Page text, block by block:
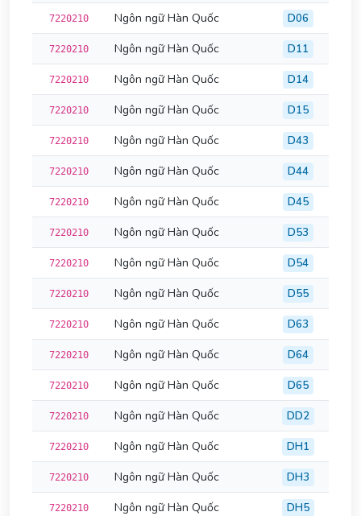
7220210 Ngôn ngữ Hàn Quốc D06
7220210 Ngôn ngữ Hàn Quốc D11
7220210 Ngôn ngữ Hàn Quốc D14
7220210 Ngôn ngữ Hàn Quốc D15
7220210 Ngôn ngữ Hàn Quốc D43
7220210 Ngôn ngữ Hàn Quốc D44
7220210 Ngôn ngữ Hàn Quốc D45
7220210 Ngôn ngữ Hàn Quốc D53
7220210 Ngôn ngữ Hàn Quốc D54
7220210 Ngôn ngữ Hàn Quốc D55
7220210 Ngôn ngữ Hàn Quốc D63
7220210 Ngôn ngữ Hàn Quốc D64
7220210 Ngôn ngữ Hàn Quốc D65
7220210 Ngôn ngữ Hàn Quốc DD2
7220210 Ngôn ngữ Hàn Quốc DH1
7220210 Ngôn ngữ Hàn Quốc DH3
7220210 Ngôn ngữ Hàn Quốc DH5